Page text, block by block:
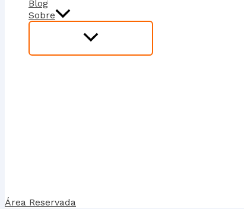
Blog
Sobre
Área Reservada